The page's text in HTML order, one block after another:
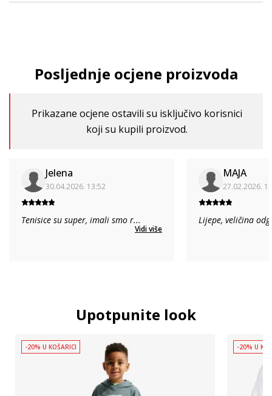
Posljednje ocjene proizvoda
Prikazane ocjene ostavili su isključivo korisnici
koji su kupili proizvod.
Jelena
30.04.2026. 13:52
Tenisice su super, imali smo r...
Vidi više
MAJA
27.02.2026.
Lijepe, veličina
Upotpunite look
-20% U KOŠARICI -20% U